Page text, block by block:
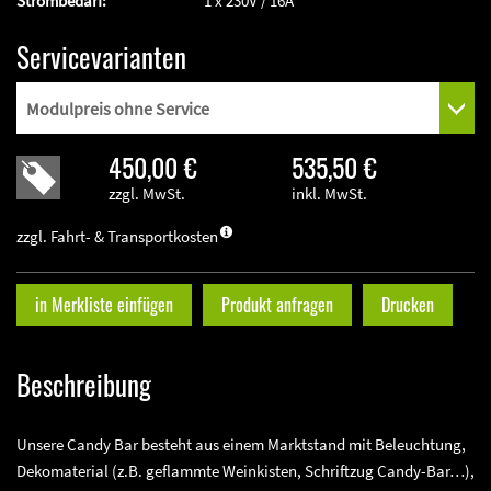
Servicevarianten
450,00 €
zzgl. MwSt.
535,50 €
inkl. MwSt.
zzgl. Fahrt- & Transportkosten
in Merkliste einfügen Produkt anfragen Drucken
Beschreibung
Unsere Candy Bar besteht aus einem Marktstand mit Beleuchtung,
Dekomaterial (z.B. geflammte Weinkisten, Schriftzug Candy-Bar…),